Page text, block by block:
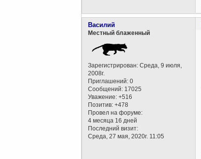
Василий
Местный блаженный
Зарегистрирован: Среда, 9 июля,
2008г.
Приглашений: 0
Сообщений: 17025
Уважение: +516
Позитив: +478
Провел на форуме:
4 месяца 16 дней
Последний визит:
Среда, 27 мая, 2020г. 11:05